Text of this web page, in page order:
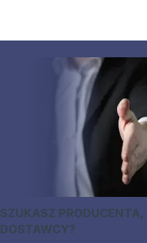
SZUKASZ PRODUCENTA,
DOSTAWCY?